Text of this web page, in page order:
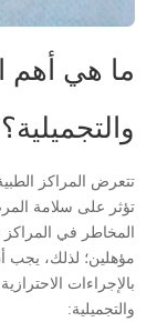
ما هي أهم
والتجميلية؟
تتعرض المراكز
تؤثر على سلامة
المخاطر في
مؤهلين؛ لذلك، يجب
بالإجراءات
والتجميلية: